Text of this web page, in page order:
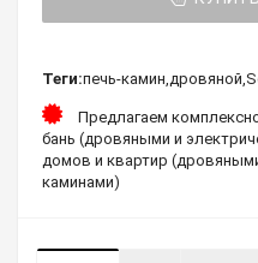
Теги:печь-камин,дровяной,
Предлагаем
бань (дровяными и
домов и квартир
каминами)